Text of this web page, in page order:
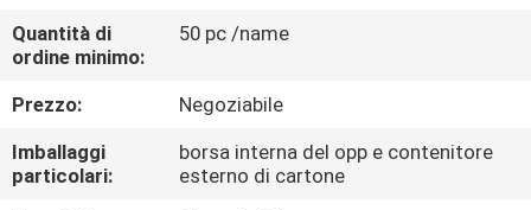
CONTROLLO
DI
QUALITÀ
CONTATTICI
Quantità di
ordine minimo:
50 pc /name
Prezzo:
Negoziabile
Imballaggi
particolari:
borsa interna del opp e contenitore
esterno di cartone